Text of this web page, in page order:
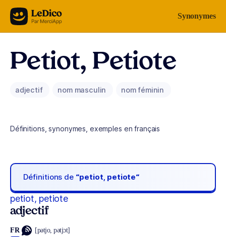
Aller au contenu Synonymes
Petiot, Petiote
adjectif nom masculin nom féminin
Définitions, synonymes, exemples en français
Définitions de “petiot, petiote“
petiot, petiote
adjectif
FR [pətjo, pətjɔt]